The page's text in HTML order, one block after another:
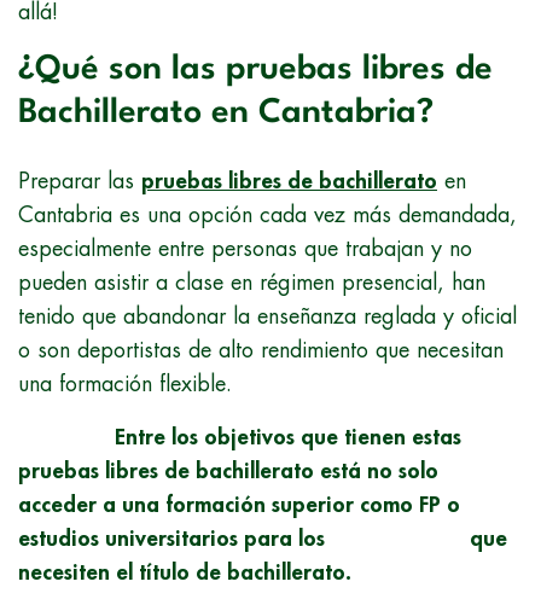
allá!
¿Qué son las pruebas libres de
Bachillerato en Cantabria?
Preparar las pruebas libres de bachillerato en
Cantabria es una opción cada vez más demandada,
especialmente entre personas que trabajan y no
pueden asistir a clase en régimen presencial, han
tenido que abandonar la enseñanza reglada y oficial
o son deportistas de alto rendimiento que necesitan
una formación flexible.
Entre los objetivos que tienen estas
pruebas libres de bachillerato está no solo
acceder a una formación superior como FP o
estudios universitarios para los que
necesiten el título de bachillerato.